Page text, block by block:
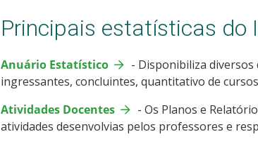
Principais estatísticas do
Anuário Estatístico
- Disponibiliza
ingressantes, concluintes, quantitativo de
Atividades Docentes
- Os Planos e
atividades desenvolvias pelos professores e